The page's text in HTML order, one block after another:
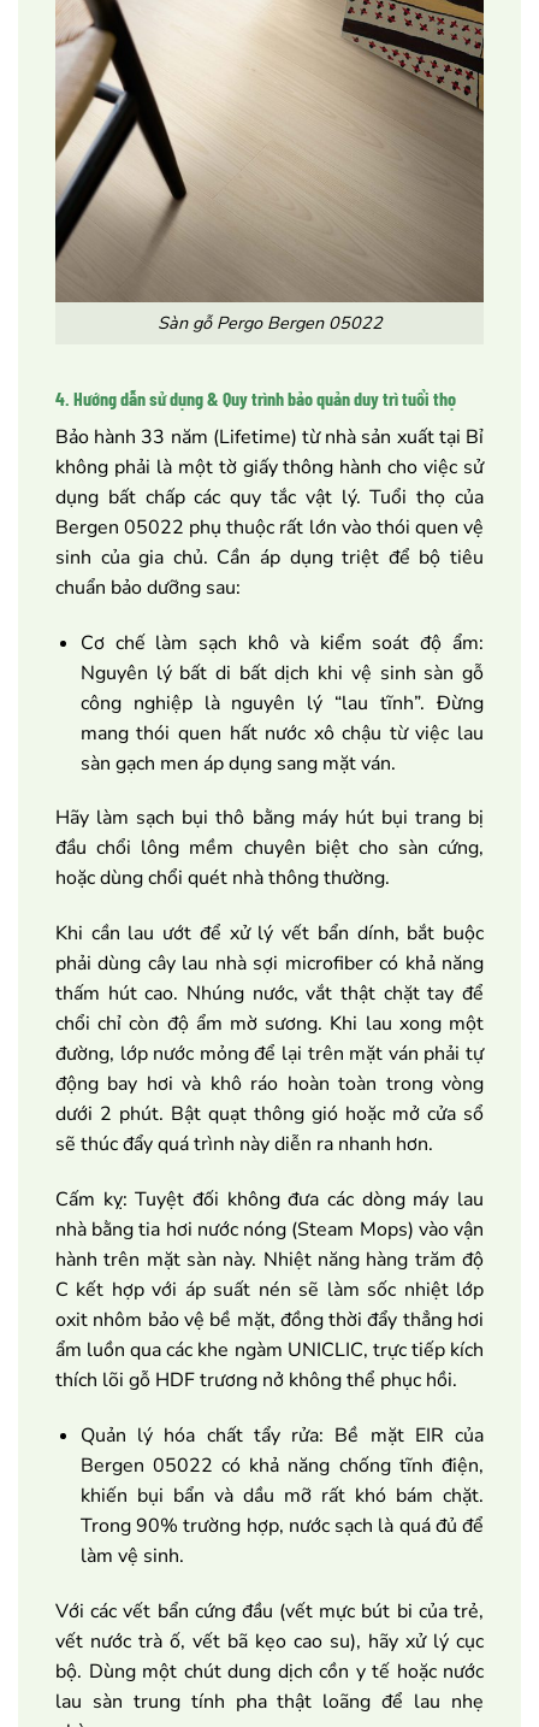
Sàn gỗ Pergo Bergen 05022
4. Hướng dẫn sử dụng & Quy trình bảo quản duy trì tuổi thọ
Bảo hành 33 năm (Lifetime) từ nhà sản xuất tại Bỉ
không phải là một tờ giấy thông hành cho việc sử
dụng bất chấp các quy tắc vật lý. Tuổi thọ của
Bergen 05022 phụ thuộc rất lớn vào thói quen vệ
sinh của gia chủ. Cần áp dụng triệt để bộ tiêu
chuẩn bảo dưỡng sau:
Cơ chế làm sạch khô và kiểm soát độ ẩm:
Nguyên lý bất di bất dịch khi vệ sinh sàn gỗ
công nghiệp là nguyên lý “lau tĩnh”. Đừng
mang thói quen hất nước xô chậu từ việc lau
sàn gạch men áp dụng sang mặt ván.
Hãy làm sạch bụi thô bằng máy hút bụi trang bị
đầu chổi lông mềm chuyên biệt cho sàn cứng,
hoặc dùng chổi quét nhà thông thường.
Khi cần lau ướt để xử lý vết bẩn dính, bắt buộc
phải dùng cây lau nhà sợi microfiber có khả năng
thấm hút cao. Nhúng nước, vắt thật chặt tay để
chổi chỉ còn độ ẩm mờ sương. Khi lau xong một
đường, lớp nước mỏng để lại trên mặt ván phải tự
động bay hơi và khô ráo hoàn toàn trong vòng
dưới 2 phút. Bật quạt thông gió hoặc mở cửa sổ
sẽ thúc đẩy quá trình này diễn ra nhanh hơn.
Cấm kỵ: Tuyệt đối không đưa các dòng máy lau
nhà bằng tia hơi nước nóng (Steam Mops) vào vận
hành trên mặt sàn này. Nhiệt năng hàng trăm độ
C kết hợp với áp suất nén sẽ làm sốc nhiệt lớp
oxit nhôm bảo vệ bề mặt, đồng thời đẩy thẳng hơi
ẩm luồn qua các khe ngàm UNICLIC, trực tiếp kích
thích lõi gỗ HDF trương nở không thể phục hồi.
Quản lý hóa chất tẩy rửa: Bề mặt EIR của
Bergen 05022 có khả năng chống tĩnh điện,
khiến bụi bẩn và dầu mỡ rất khó bám chặt.
Trong 90% trường hợp, nước sạch là quá đủ để
làm vệ sinh.
Với các vết bẩn cứng đầu (vết mực bút bi của trẻ,
vết nước trà ố, vết bã kẹo cao su), hãy xử lý cục
bộ. Dùng một chút dung dịch cồn y tế hoặc nước
lau sàn trung tính pha thật loãng để lau nhẹ